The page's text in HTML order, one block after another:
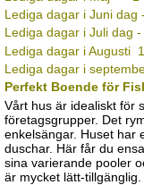
Lediga dagar i Juni
Lediga dagar i Juli dag
Lediga dagar i Augusti
Lediga dagar i
Perfekt Boende för
Vårt hus är idealiskt för
företagsgrupper. Det
enkelsängar. Huset har
duschar. Här får du
sina varierande pooler
är mycket lätt-tillgänglig.